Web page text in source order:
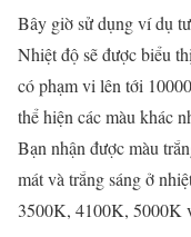
Bây giờ sử dụng ví dụ
Nhiệt độ sẽ được biểu
có phạm vi lên tới
thể hiện các màu khác
Bạn nhận được màu
mát và trắng sáng ở
3500K, 4100K, 5000K